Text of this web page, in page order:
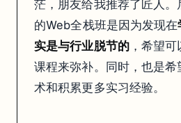
7. 恭喜你找到了一份很棒的工作，可以
拿到了MYOB junior developer的offer，
茫，朋友给我推荐了匠人。
的Web全栈班是因为发现在
实是与行业脱节的，希望可
课程来弥补。同时，也是
术和积累更多实习经验。